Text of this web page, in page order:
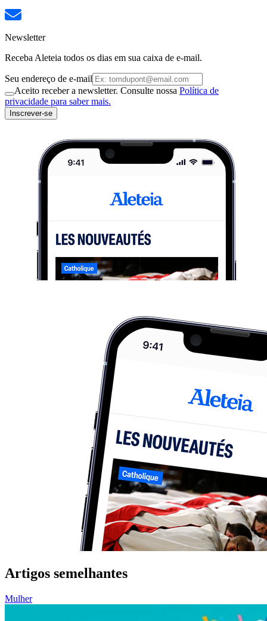
Newsletter
Receba Aleteia todos os dias em sua caixa de e-mail.
Seu endereço de e-mail
Aceito receber a newsletter. Consulte nossa Política de
privacidade para saber mais.
Inscrever-se
Artigos semelhantes
Mulher